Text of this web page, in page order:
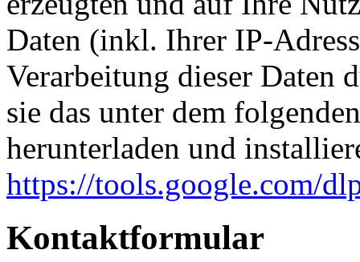
Daten (inkl. Ihrer IP-
Verarbeitung dieser Daten
sie das unter dem
herunterladen und
https://tools.google.com/
Kontaktformular